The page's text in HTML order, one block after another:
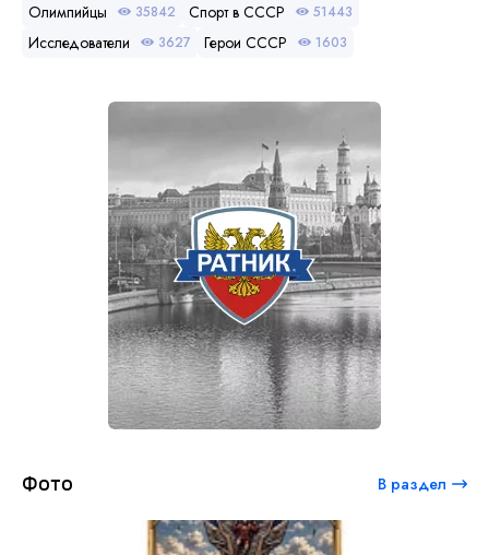
Олимпийцы 35842 Спорт в СССР 51443
Исследователи 3627 Герои СССР 1603
Фото В раздел